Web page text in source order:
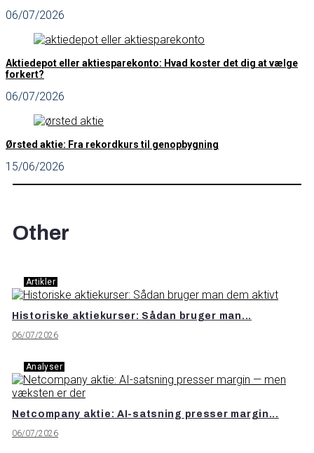
06/07/2026
Aktiedepot eller aktiesparekonto: Hvad koster det dig at vælge
forkert?
06/07/2026
Ørsted aktie: Fra rekordkurs til genopbygning
15/06/2026
Other
Artikler
Historiske aktiekurser: Sådan bruger man...
06/07/2026
Analyser
Netcompany aktie: AI-satsning presser margin...
06/07/2026